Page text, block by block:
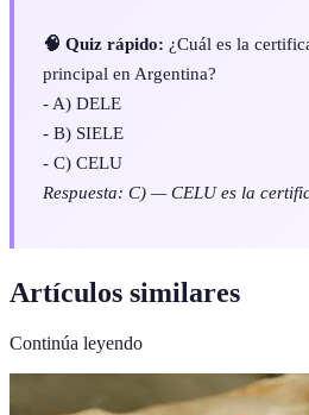
🧠 Quiz rápido: ¿Cuál es la
principal en Argentina?
- A) DELE
- B) SIELE
- C) CELU
Respuesta: C) — CELU es la
Artículos similares
Continúa leyendo